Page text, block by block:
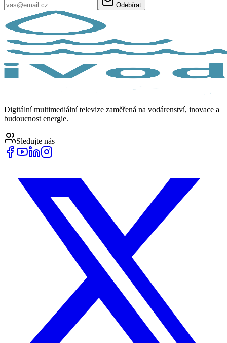
Odebírat
Digitální multimediální televize zaměřená na vodárenství, inovace a
budoucnost energie.
Sledujte nás